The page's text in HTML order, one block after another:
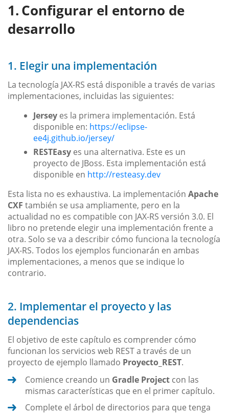
Configurar el entorno de
desarrollo
1. Elegir una implementación
La tecnología JAX-RS está disponible a través de varias
implementaciones, incluidas las siguientes:
Jersey es la primera implementación. Está
disponible en: https://eclipse-
ee4j.github.io/jersey/
RESTEasy es una alternativa. Este es un
proyecto de JBoss. Esta implementación está
disponible en http://resteasy.dev
Esta lista no es exhaustiva. La implementación Apache
CXF también se usa ampliamente, pero en la
actualidad no es compatible con JAX-RS versión 3.0. El
libro no pretende elegir una implementación frente a
otra. Solo se va a describir cómo funciona la tecnología
JAX-RS. Todos los ejemplos funcionarán en ambas
implementaciones, a menos que se indique lo
contrario.
2. Implementar el proyecto y las
dependencias
El objetivo de este capítulo es comprender cómo
funcionan los servicios web REST a través de un
proyecto de ejemplo llamado Proyecto_REST.
Comience creando un Gradle Project con las
mismas características que en el primer capítulo.
Complete el árbol de directorios para que tenga